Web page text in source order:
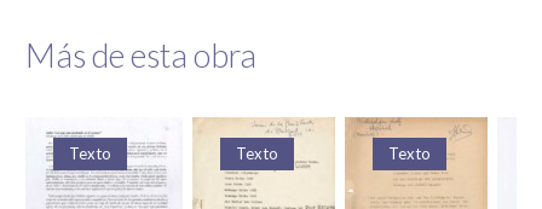
Más de esta obra
Texto Texto Texto